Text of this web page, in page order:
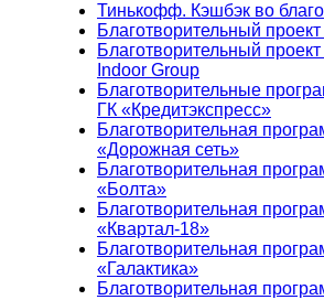
Тинькофф. Кэшбэк во благо
Благотворительный
Благотворительный
Indoor Group
Благотворительные
ГК «Кредитэкспресс»
Благотворительная
«Дорожная сеть»
Благотворительная
«Болта»
Благотворительная
«Квартал-18»
Благотворительная
«Галактика»
Благотворительная